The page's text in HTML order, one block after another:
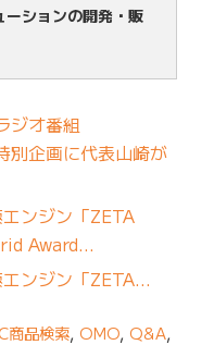
ションの開発・販
ジオ番組
別企画に代表山崎が
ンジン「ZETA
Award…
ンジン「ZETA…
商品検索, OMO, Q&A,